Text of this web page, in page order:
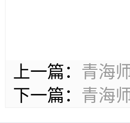
上一篇： 青海
下一篇： 青海